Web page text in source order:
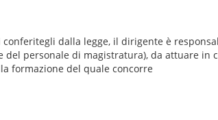
dalla legge, il dirigente è
del personale di magistratura), da attuare
formazione del quale concorre